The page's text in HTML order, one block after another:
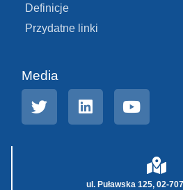
Definicje
Przydatne linki
Media
ul. Puławska 125, 02-